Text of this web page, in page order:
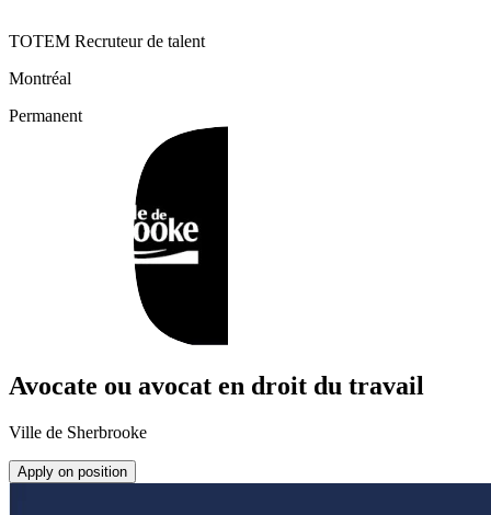
TOTEM Recruteur de talent
Montréal
Permanent
Avocate ou avocat en droit du travail
Ville de Sherbrooke
Apply on position